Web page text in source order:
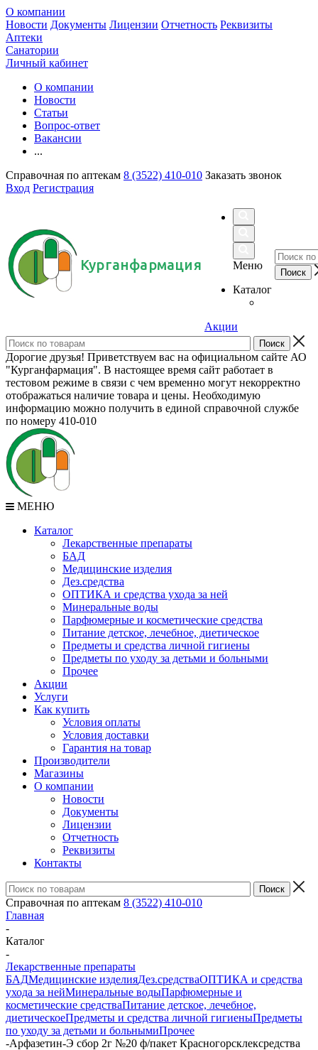
О компании
Новости Документы Лицензии Отчетность Реквизиты
Аптеки
Санатории
Личный кабинет
О компании
Новости
Статьи
Вопрос-ответ
Вакансии
...
Справочная по аптекам 8 (3522) 410-010 Заказать звонок
Вход Регистрация
Курганфармация
Меню
Каталог
Акции
Дорогие друзья! Приветствуем вас на официальном сайте АО
"Курганфармация". В настоящее время сайт работает в
тестовом режиме в связи с чем временно могут некорректно
отображаться наличие товара и цены. Необходимую
информацию можно получить в единой справочной службе
по номеру 410-010
МЕНЮ
Каталог
Лекарственные препараты
БАД
Медицинские изделия
Дез.средства
ОПТИКА и средства ухода за ней
Минеральные воды
Парфюмерные и косметические средства
Питание детское, лечебное, диетическое
Предметы и средства личной гигиены
Предметы по уходу за детьми и больными
Прочее
Акции
Услуги
Как купить
Условия оплаты
Условия доставки
Гарантия на товар
Производители
Магазины
О компании
Новости
Документы
Лицензии
Отчетность
Реквизиты
Контакты
Справочная по аптекам 8 (3522) 410-010
Главная
-
Каталог
-
Лекарственные препараты
БАДМедицинские изделияДез.средстваОПТИКА и средства
ухода за нейМинеральные водыПарфюмерные и
косметические средстваПитание детское, лечебное,
диетическоеПредметы и средства личной гигиеныПредметы
по уходу за детьми и больнымиПрочее
-Арфазетин-Э сбор 2г №20 ф/пакет Красногорсклексредства